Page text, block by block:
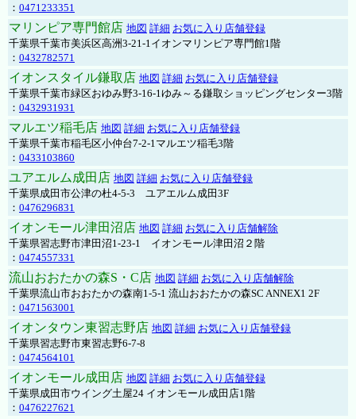
： 0471233351
マリンピア専門館店 地図 詳細 お気に入り店舗登録
千葉県千葉市美浜区高洲3-21-1イオンマリンピア専門館1階
： 0432782571
イオンスタイル鎌取店 地図 詳細 お気に入り店舗登録
千葉県千葉市緑区おゆみ野3-16-1ゆみ～る鎌取ショッピングセンター3階
： 0432931931
マルエツ稲毛店 地図 詳細 お気に入り店舗登録
千葉県千葉市稲毛区小仲台7-2-1マルエツ稲毛3階
： 0433103860
ユアエルム成田店 地図 詳細 お気に入り店舗登録
千葉県成田市公津の杜4-5-3 ユアエルム成田3F
： 0476296831
イオンモール津田沼店 地図 詳細 お気に入り店舗解除
千葉県習志野市津田沼1-23-1 イオンモール津田沼２階
： 0474557331
流山おおたかの森S・C店 地図 詳細 お気に入り店舗解除
千葉県流山市おおたかの森南1-5-1 流山おおたかの森SC ANNEX1 2F
： 0471563001
イオンタウン東習志野店 地図 詳細 お気に入り店舗登録
千葉県習志野市東習志野6-7-8
： 0474564101
イオンモール成田店 地図 詳細 お気に入り店舗登録
千葉県成田市ウイング土屋24 イオンモール成田店1階
： 0476227621